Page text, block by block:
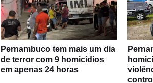
Pernambuco tem mais um dia
de terror com 9 homicídios
em apenas 24 horas